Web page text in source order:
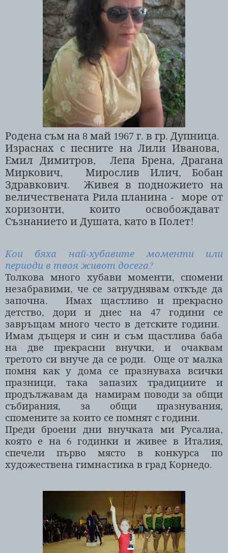
Родена съм на 8 май 1967 г. в гр. Дупница.
Израснах с песните на Лили Иванова,
Емил Димитров,
Лепа Брена, Драгана
Миркович,
Мирослив Илич, Бобан
Здравкович.
Живея в подножието на
величествената Рила планина -
море от
хоризонти, които освобождават
Съзнанието и Душата, като в Полет!
Кои бяха най-хубавите моменти или
периоди в твоя живот досега?
Толкова много хубави моменти, спомени
незабравими, че се затруднявам откъде да
започна.
Имах щастливо и прекрасно
детство, дори и днес на
47
години се
завръщам много често в детските години.
Имам дъщеря и син и съм щастлива баба
на две прекрасни внучки, и очаквам
третото си внуче да се роди.
Още от малка
помня как у дома се празнуваха всички
празници, така запазих традициите и
продължавам да
намирам поводи за общи
събирания, за общи празнувания,
спомените за които се помнят с години.
Преди броени дни внучката ми Русалиа,
която е на 6 годинки и живее в Италия,
спечели първо място в конкурса по
художествена гимнастика в град Корнедо.